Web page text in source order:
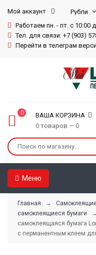
Мой аккаунт
Работаем пн. - пт. с 10:00
Тел. для связи: +7 (903)
Перейти в телеграм
0
ВАША КОРЗИНА
0 товаров — 0
Меню
Главная →
самоклеящиеся бумаги
самоклеящаяся бумага
с перманентным клеем